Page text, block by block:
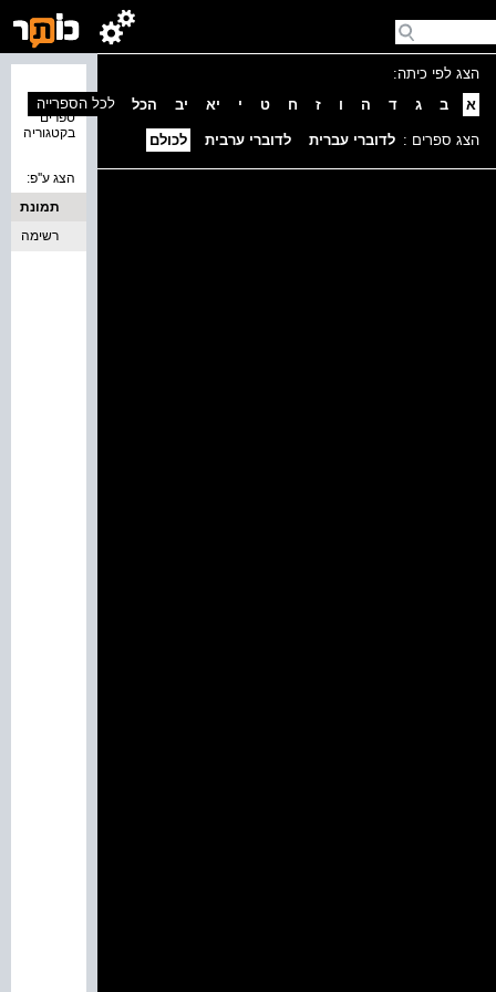
הצג לפי כיתה:
א
ב ג ד ה ו ז ח ט י יא יב הכל
הצג ספרים : לדוברי עברית לדוברי ערבית לכולם
ספרים
בקטגוריה
לכל הספרייה
הצג ע''פ:
תמונת
כריכה
רשימה